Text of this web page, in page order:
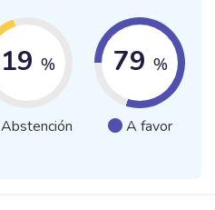
19 %
Abstención
79 %
A favor